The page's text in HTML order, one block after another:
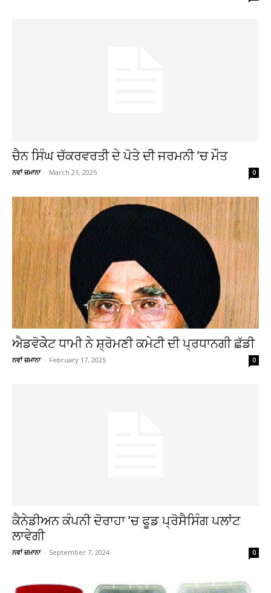
ਚੈਨ ਸਿੰਘ ਚੱਕਰਵਰਤੀ ਦੇ ਪੋਤੇ ਦੀ ਜਰਮਨੀ ’ਚ ਮੌਤ
ਨਵਾਂ ਜ਼ਮਾਨਾ - March 21, 2025 0
ਐਡਵੋਕੇੇਟ ਧਾਮੀ ਨੇ ਸ਼੍ਰੋਮਣੀ ਕਮੇਟੀ ਦੀ ਪ੍ਰਧਾਨਗੀ ਛੱਡੀ
ਨਵਾਂ ਜ਼ਮਾਨਾ - February 17, 2025 0
ਕੈਨੇਡੀਅਨ ਕੰਪਨੀ ਦੋਰਾਹਾ ’ਚ ਫੂਡ ਪ੍ਰੋਸੈਸਿੰਗ ਪਲਾਂਟ
ਲਾਵੇਗੀ
ਨਵਾਂ ਜ਼ਮਾਨਾ - September 7, 2024 0